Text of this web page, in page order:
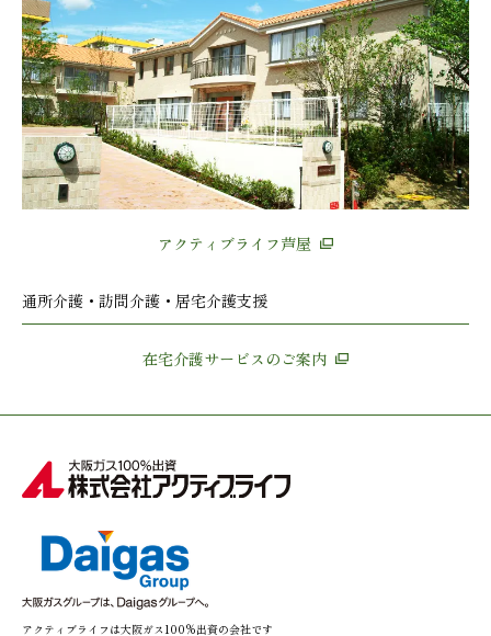
アクティブライフ芦屋
通所介護・訪問介護・居宅介護支援
在宅介護サービスのご案内
アクティブライフは大阪ガス100%出資の会社です